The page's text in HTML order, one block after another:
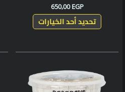
650,00EGP
تحديد أحد الخيارات
من